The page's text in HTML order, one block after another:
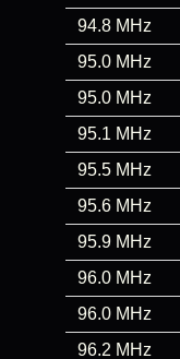
94.8 MHz
95.0 MHz
95.0 MHz
95.1 MHz
95.5 MHz
95.6 MHz
95.9 MHz
96.0 MHz
96.0 MHz
96.2 MHz